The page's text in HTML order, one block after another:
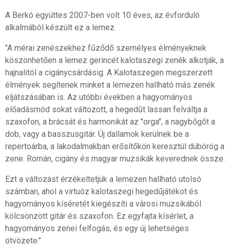
A Berkó együttes 2007-ben volt 10 éves, az évforduló
alkalmából készült ez a lemez.
"A mérai zenészekhez fűződő személyes élményeknek
köszönhetően a lemez gerincét kalotaszegi zenék alkotják, a
hajnalitól a cigánycsárdásig. A Kalotaszegen megszerzett
élmények segítenek minket a lemezen hallható más zenék
eljátszásában is. Az utóbbi években a hagyományos
előadásmód sokat változott, a hegedűt lassan felváltja a
szaxofon, a brácsát és harmonikát az "orga", a nagybőgőt a
dob, vagy a basszusgitár. Új dallamok kerülnek be a
repertoárba, a lakodalmakban erősítőkön keresztül dübörög a
zene. Román, cigány és magyar muzsikák keverednek össze.
Ezt a változást érzékeltetjük a lemezen hallható utolsó
számban, ahol a virtuóz kalotaszegi hegedűjátékot és
hagyományos kíséretét kiegészíti a városi muzsikából
kölcsönzött gitár és szaxofon. Ez egyfajta kísérlet, a
hagyományos zenei felfogás, és egy új lehetséges
ötvözete."